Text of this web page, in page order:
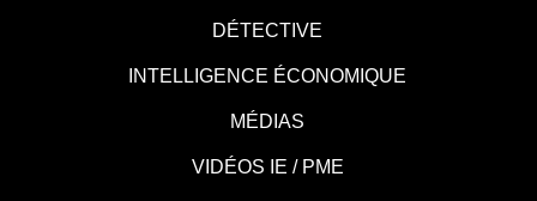
DÉTECTIVE
INTELLIGENCE ÉCONOMIQUE
MÉDIAS
VIDÉOS IE / PME